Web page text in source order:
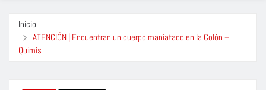
Inicio
ATENCIÓN | Encuentran un cuerpo maniatado en la Colón –
Quimís